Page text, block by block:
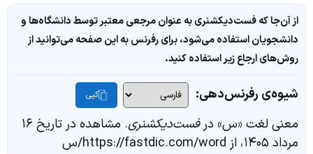
از آن‌جا که فست‌دیکشنری به عنوان مرجعی معتبر توسط دانشگاه‌ها و
دانشجویان استفاده می‌شود، برای رفرنس به این صفحه می‌توانید از
روش‌های ارجاع زیر استفاده کنید.
شیوه‌ی رفرنس‌دهی: کپی
معنی لغت «س» درفست‌دیکشنری
. مشاهده در تاریخ ۱۶
مرداد ۱۴۰۵، از https://fastdic.com/word/س